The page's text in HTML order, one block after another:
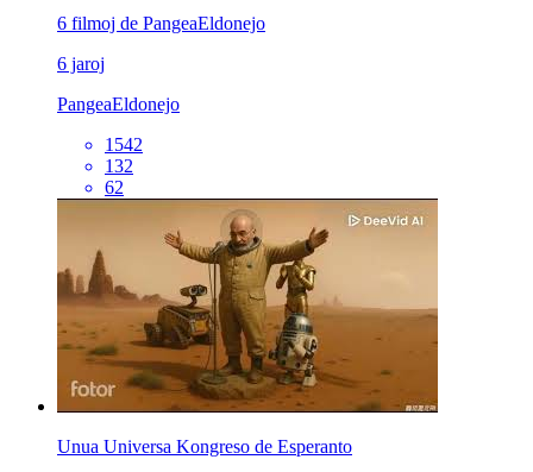
6 filmoj de PangeaEldonejo
6 jaroj
PangeaEldonejo
1542
132
62
Unua Universa Kongreso de Esperanto